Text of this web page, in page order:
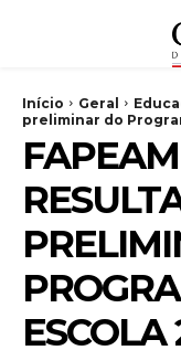
Início Geral
preliminar do
ESCOLA